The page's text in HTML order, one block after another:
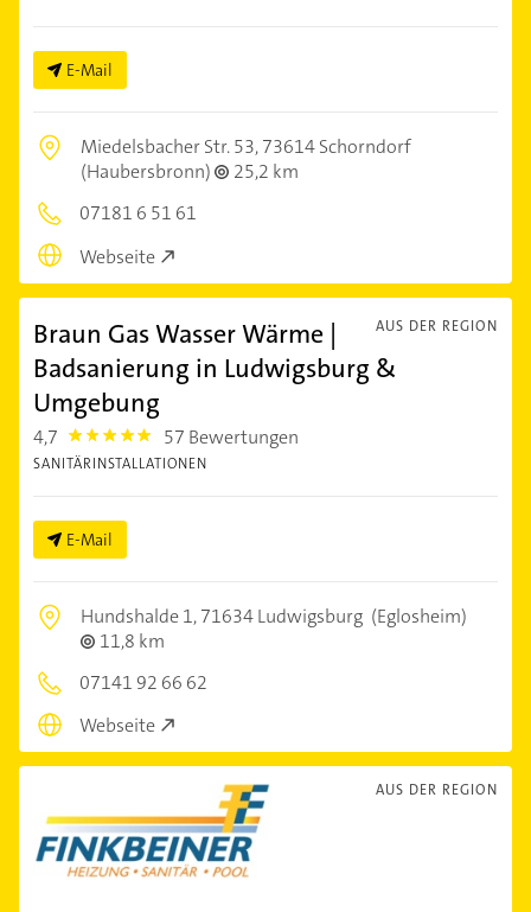
E-Mail
Miedelsbacher Str. 53,73614 Schorndorf
(Haubersbronn)
25,2 km
07181 6 51 61
Webseite
AUS DER REGION
Braun Gas Wasser Wärme |
Badsanierung in Ludwigsburg &
Umgebung
4,7 4.7000003 57 Bewertungen
SANITÄRINSTALLATIONEN
E-Mail
Hundshalde 1,71634 Ludwigsburg (Eglosheim)
11,8 km
07141 92 66 62
Webseite
AUS DER REGION